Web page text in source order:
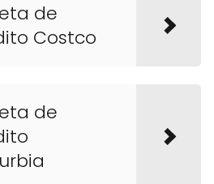
de
Costco
de